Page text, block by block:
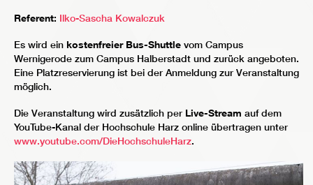
Referent: Ilko-Sascha Kowalczuk
Es wird ein kostenfreier Bus-Shuttle vom Campus
Wernigerode zum Campus Halberstadt und zurück angeboten.
Eine Platzreservierung ist bei der Anmeldung zur Veranstaltung
möglich.
Die Veranstaltung wird zusätzlich per Live-Stream auf dem
YouTube-Kanal der Hochschule Harz online übertragen unter
www.youtube.com/DieHochschuleHarz.